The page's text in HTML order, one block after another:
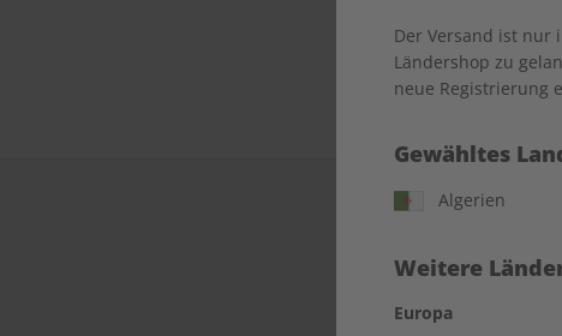
Der Versand ist nur
Ländershop zu
neue Registrierung
Gewähltes
Algerien
Weitere
Europa